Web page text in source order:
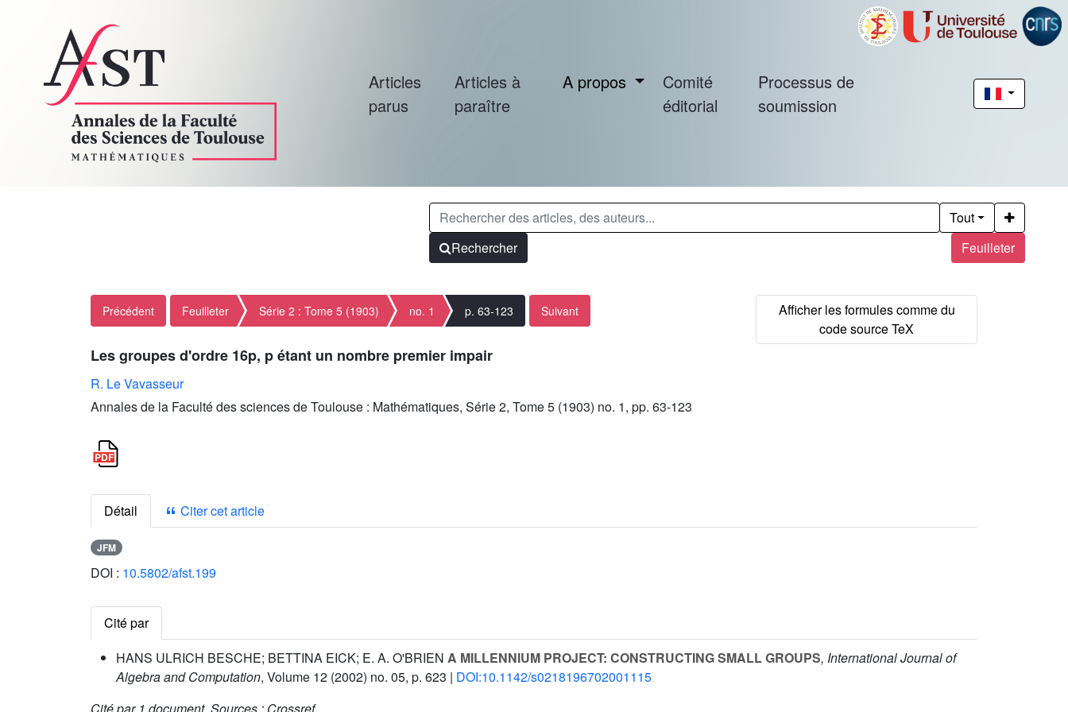
Articles
parus
Articles à
paraître
A propos
Comité
éditorial
Processus de
soumission
Feuilleter
Tout
Rechercher
Précédent Feuilleter Série 2 : Tome 5 (1903) no. 1 p. 63-123 Suivant
Les groupes d'ordre 16p, p étant un nombre premier impair
R. Le Vavasseur
Annales de la Faculté des sciences de Toulouse : Mathématiques, Série 2, Tome 5 (1903) no. 1, pp. 63-123
Détail Citer cet article
JFM
DOI : 10.5802/afst.199
Cité par
HANS ULRICH BESCHE; BETTINA EICK; E. A. O'BRIEN A MILLENNIUM PROJECT: CONSTRUCTING SMALL GROUPS, International Journal of
Algebra and Computation, Volume 12 (2002) no. 05, p. 623 | DOI:10.1142/s0218196702001115